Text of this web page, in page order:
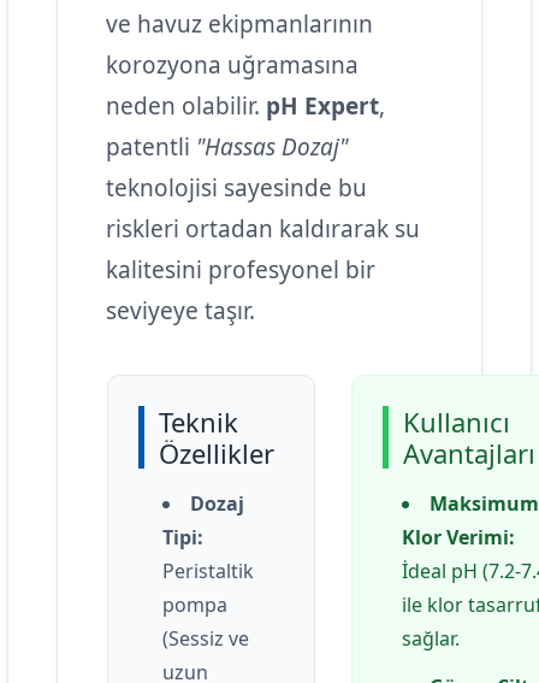
ve havuz ekipmanlarının
korozyona uğramasına
neden olabilir. pH Expert,
patentli "Hassas Dozaj"
teknolojisi sayesinde bu
riskleri ortadan kaldırarak su
kalitesini profesyonel bir
seviyeye taşır.
Teknik
Özellikler
Dozaj
Tipi:
Peristaltik
pompa
(Sessiz ve
uzun
Kullanıcı
Avantajları
Maksimum
Klor Verimi:
İdeal pH (7.2-
ile klor
sağlar.